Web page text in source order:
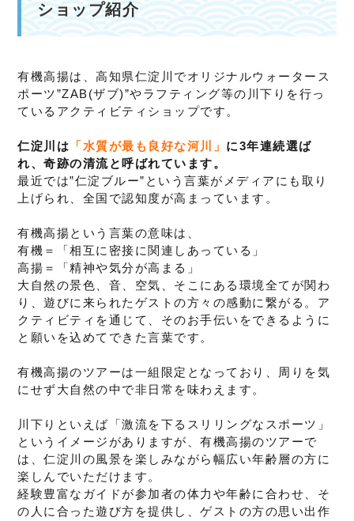
ショップ紹介
有機高揚は、高知県仁淀川でオリジナルウォータース
ポーツ”ZAB(ザブ)”やラフティング等の川下りを行っ
ているアクティビティショップです。
仁淀川は 「水質が最も良好な河川」 に3年連続選ば
れ、奇跡の清流と呼ばれています。
最近では”仁淀ブルー”という言葉がメディアにも取り
上げられ、全国で認知度が高まっています。
有機高揚という言葉の意味は、
有機＝「相互に密接に関連しあっている」
高揚＝「精神や気分が高まる」
大自然の景色、音、空気、そこにある環境全てが関わ
り、遊びに来られたゲストの方々の感動に繋がる。ア
クティビティを通じて、そのお手伝いをできるように
と願いを込めてできた言葉です。
有機高揚のツアーは一組限定となっており、周りを気
にせず大自然の中で非日常を味わえます。
川下りといえば「激流を下るスリリングなスポーツ」
というイメージがありますが、有機高揚のツアーで
は、仁淀川の風景を楽しみながら幅広い年齢層の方に
楽しんでいただけます。
経験豊富なガイドが参加者の体力や年齢に合わせ、そ
の人に合った遊び方を提供し、ゲストの方の思い出作